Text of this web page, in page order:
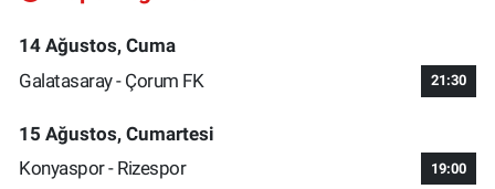
14 Ağustos, Cuma
Galatasaray - Çorum FK
21:30
15 Ağustos, Cumartesi
Konyaspor - Rizespor
19:00